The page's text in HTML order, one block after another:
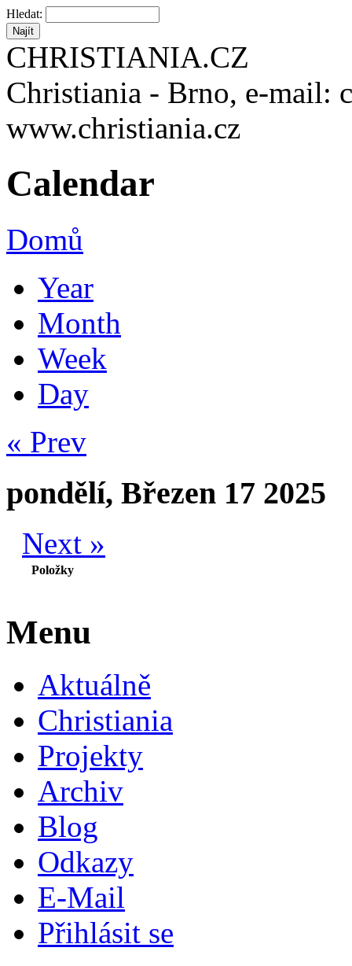
Hledat:
CHRISTIANIA.CZ
Christiania - Brno, e-mail:
www.christiania.cz
Calendar
Domů
Year
Month
Week
Day
« Prev
pondělí, Březen 17 2025
Next »
Položky
Menu
Aktuálně
Christiania
Projekty
Archiv
Blog
Odkazy
E-Mail
Přihlásit se